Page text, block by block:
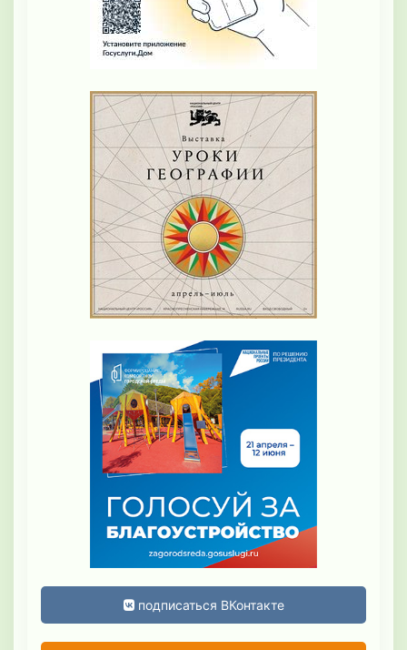
подписаться ВКонтакте